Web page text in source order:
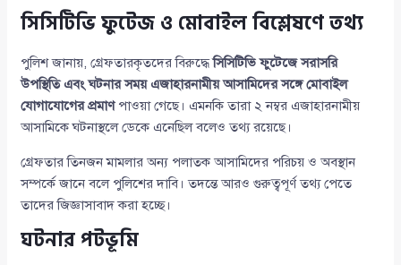
সিসিটিভি ফুটেজ ও মোবাইল বিশ্লেষণে তথ্য
পুলিশ জানায়, গ্রেফতারকৃতদের বিরুদ্ধেসিসিটিভি ফুটেজে সরাসরি
উপস্থিতি এবং ঘটনার সময় এজাহারনামীয় আসামিদের সঙ্গে মোবাইল
যোগাযোগের প্রমাণপাওয়া গেছে। এমনকি তারা ২ নম্বর এজাহারনামীয়
আসামিকে ঘটনাস্থলে ডেকে এনেছিল বলেও তথ্য রয়েছে।
গ্রেফতার তিনজন মামলার অন্য পলাতক আসামিদের পরিচয় ও অবস্থান
সম্পর্কে জানে বলে পুলিশের দাবি। তদন্তে আরও গুরুত্বপূর্ণ তথ্য পেতে
তাদের জিজ্ঞাসাবাদ করা হচ্ছে।
ঘটনার পটভূমি